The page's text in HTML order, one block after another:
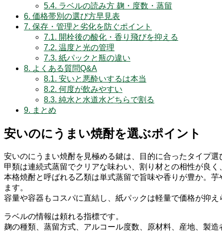
5.4. ラベルの読み方 麹・度数・蒸留
6. 価格帯別の選び方早見表
7. 保存・管理と劣化を防ぐポイント
7.1. 開栓後の酸化・香り飛びを抑える
7.2. 温度と光の管理
7.3. 紙パックと瓶の違い
8. よくある質問Q&A
8.1. 安いと悪酔いするは本当
8.2. 何度が飲みやすい
8.3. 純水と水道水どちらで割る
9. まとめ
安いのにうまい焼酎を選ぶポイント
安いのにうまい焼酎を見極める鍵は、目的に合ったタイプ選
甲類は連続式蒸留でクリアな味わい、割り材との相性が良く
本格焼酎と呼ばれる乙類は単式蒸留で旨味や香りが豊か。
ます。
容量や容器もコスパに直結し、紙パックは軽量で価格が抑え
ラベルの情報は頼れる指標です。
麹の種類、蒸留方式、アルコール度数、原材料、産地、製